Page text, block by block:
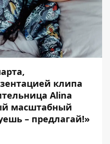
клипа
Alina
масштабный
– предлагай!»